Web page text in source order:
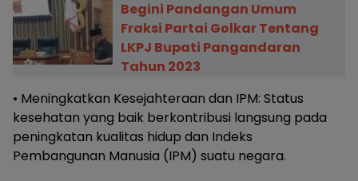
Begini Pandangan Umum
Fraksi Partai Golkar Tentang
LKPJ Bupati Pangandaran
Tahun 2023
• Meningkatkan Kesejahteraan dan IPM: Status
kesehatan yang baik berkontribusi langsung pada
peningkatan kualitas hidup dan Indeks
Pembangunan Manusia (IPM) suatu negara.